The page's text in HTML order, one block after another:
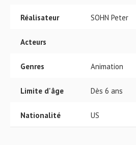
Réalisateur SOHN Peter
Acteurs
Genres Animation
Limite d'âge Dès 6 ans
Nationalité US